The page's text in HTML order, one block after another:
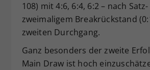
108) mit 4:6, 6:4, 6:2 – nach
zweimaligem Breakrückstand
zweiten Durchgang.
Ganz besonders der zweite
Main Draw ist hoch